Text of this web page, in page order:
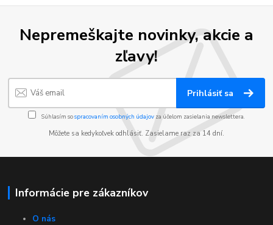
Nepremeškajte novinky, akcie a
zľavy!
Prihlásiť sa
Súhlasím sospracovaním osobných údajov za účelom zasielania newslettera.
Môžete sa kedykoľvek odhlásiť. Zasielame raz za 14 dní.
Informácie pre zákazníkov
O nás